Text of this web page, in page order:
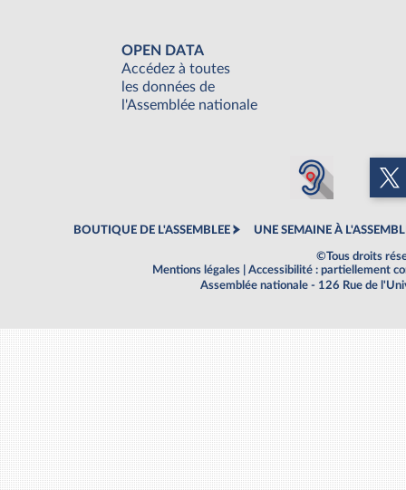
OPEN DATA
Accédez à toutes
les données de
l'Assemblée nationale
BOUTIQUE DE L'ASSEMBLEE UNE SEMAINE À
©Tous droits
Mentions légales
Accessibilité : partiellement
Assemblée nationale - 126 Rue de